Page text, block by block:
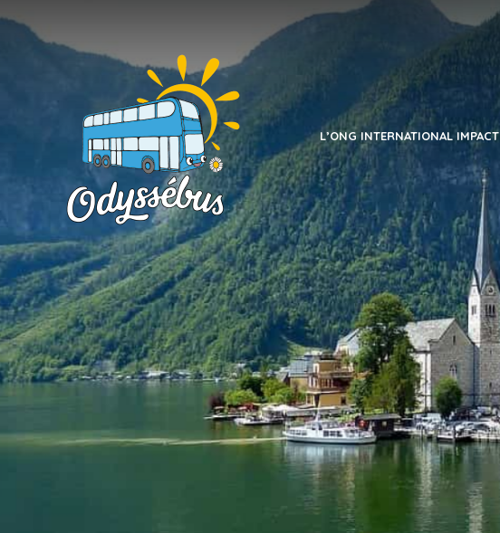
L’ONG INTERNATIONAL IMPACT